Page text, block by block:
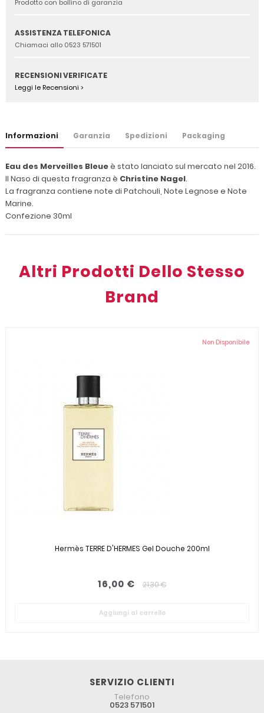
Prodotto con bollino di garanzia
ASSISTENZA TELEFONICA
Chiamaci allo 0523 571501
RECENSIONI VERIFICATE
Leggi le Recensioni >
Informazioni Garanzia Spedizioni Packaging
Eau des Merveilles Bleueè stato lanciato sul mercato nel 2016.
Il Naso di questa fragranza è Christine Nagel.
La fragranza contiene note di Patchouli, Note Legnose e Note
Marine.
Confezione 30ml
Altri Prodotti Dello Stesso
Brand
Non Disponibile
Hermès TERRE D'HERMES Gel Douche 200ml
16,00 € 21,30 €
Aggiungi al carrello
SERVIZIO CLIENTI
Telefono
0523 571501